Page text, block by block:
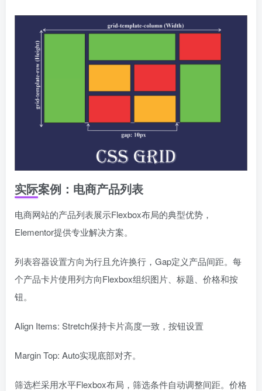
实际案例：电商产品列表
电商网站的产品列表展示Flexbox布局的典型优势，
Elementor提供专业解决方案。
列表容器设置方向为行且允许换行，Gap定义产品间距。每
个产品卡片使用列方向Flexbox组织图片、标题、价格和按
钮。
Align Items: Stretch保持卡片高度一致，按钮设置
Margin Top: Auto实现底部对齐。
筛选栏采用水平Flexbox布局，筛选条件自动调整间距。价格